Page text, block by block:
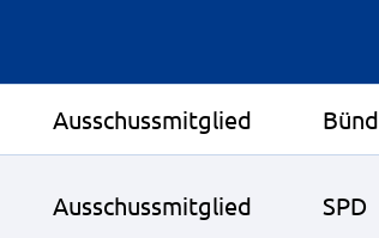
Ausschussmitglied
Ausschussmitglied SPD